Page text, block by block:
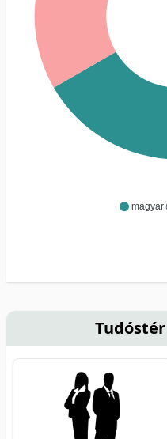
magyar